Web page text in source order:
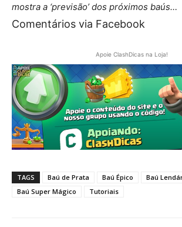
mostra a ‘previsão’ dos próximos baús…
Comentários via Facebook
Apoie ClashDicas na Loja!
TAGS Baú de Prata Baú Épico
Baú
Baú Super Mágico
Tutoriais